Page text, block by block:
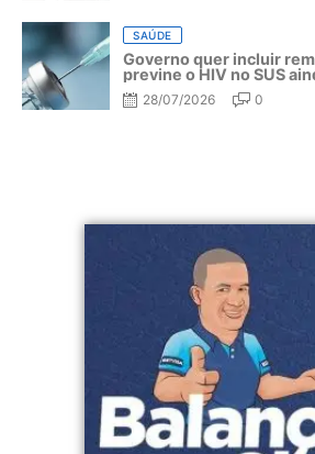
SAÚDE
Governo quer incluir
previne o HIV no SUS
28/07/2026 0